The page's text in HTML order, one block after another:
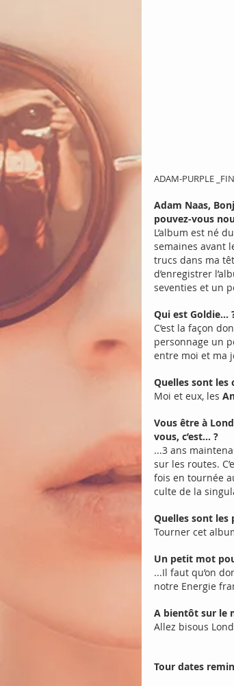
ADAM-PURPLE
Adam Naas,
pouvez-vous
L’album est né
semaines avant
trucs dans ma
d’enregistrer
seventies et un
Qui est Goldie…
C’est la façon
personnage un
entre moi et ma
Quelles sont les
Moi et eux, les
Vous être à
vous, c’est… ?
...3 ans
sur les routes.
fois en tournée
culte de la
Quelles sont les
Tourner cet
Un petit mot
...Il faut qu’on
notre Energie
A bientôt sur le
Allez bisous
Tour dates